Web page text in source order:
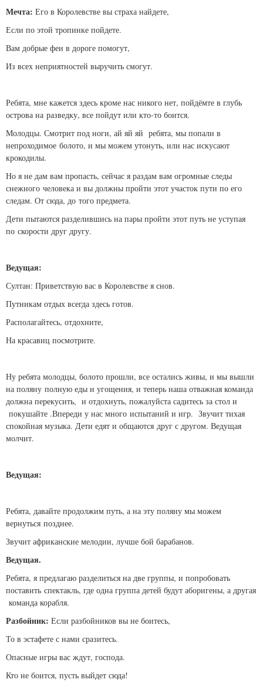
Мечта: Его в Королевстве вы страха найдете,
Если по этой тропинке пойдете.
Вам добрые феи в дороге помогут,
Из всех неприятностей выручить смогут.
Ребята, мне кажется здесь кроме нас никого нет, пойдёмте в глубь
острова на разведку, все пойдут или кто-то боится.
Молодцы. Смотрит под ноги, ай яй яй ребята, мы попали в
непроходимое болото, и мы можем утонуть, или нас искусают
крокодилы.
Но я не дам вам пропасть, сейчас я раздам вам огромные следы
снежного человека и вы должны пройти этот участок пути по его
следам. От сюда, до того предмета.
Дети пытаются разделившись на пары пройти этот путь не уступая
по скорости друг другу.
Ведущая:
Султан: Приветствую вас в Королевстве я снов.
Путникам отдых всегда здесь готов.
Располагайтесь, отдохните,
На красавиц посмотрите.
Ну ребята молодцы, болото прошли, все остались живы, и мы вышли
на поляну полную еды и угощения, и теперь наша отважная команда
должна перекусить, и отдохнуть, пожалуйста садитесь за стол и
покушайте .Впереди у нас много испытаний и игр. Звучит тихая
спокойная музыка. Дети едят и общаются друг с другом. Ведущая
молчит.
Ведущая:
Ребята, давайте продолжим путь, а на эту поляну мы можем
вернуться позднее.
Звучит африканские мелодии, лучше бой барабанов.
Ведущая.
Ребята, я предлагаю разделиться на две группы, и попробовать
поставить спектакль, где одна группа детей будут аборигены, а другая
команда корабля.
Разбойник: Если разбойников вы не боитесь,
То в эстафете с нами сразитесь.
Опасные игры вас ждут, господа.
Кто не боится, пусть выйдет сюда!